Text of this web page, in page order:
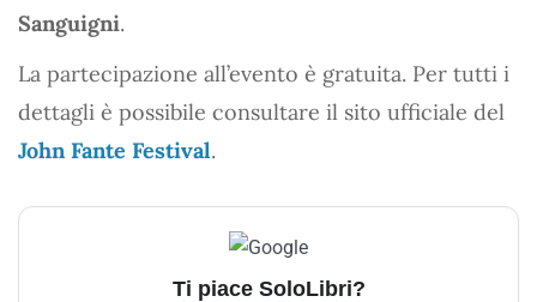
Sanguigni.
La partecipazione all’evento è gratuita. Per tutti i
dettagli è possibile consultare il sito ufficiale del
John Fante Festival.
Ti piace SoloLibri?